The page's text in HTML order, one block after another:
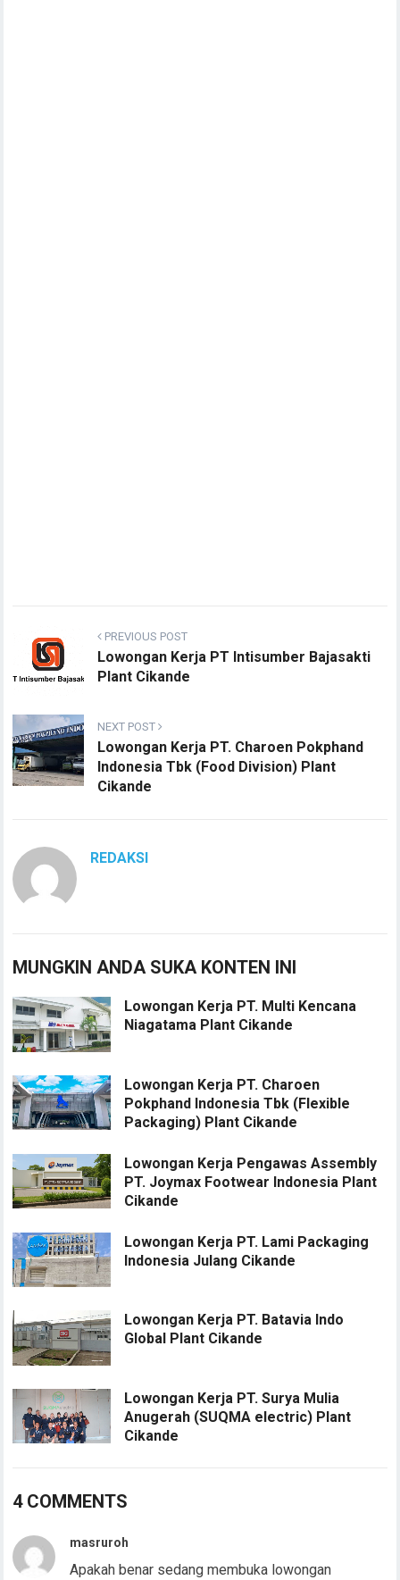
PREVIOUS POST
Lowongan Kerja PT Intisumber Bajasakti
Plant Cikande
NEXT POST
Lowongan Kerja PT. Charoen Pokphand
Indonesia Tbk (Food Division) Plant
Cikande
REDAKSI
MUNGKIN ANDA SUKA KONTEN INI
Lowongan Kerja PT. Multi Kencana
Niagatama Plant Cikande
Lowongan Kerja PT. Charoen
Pokphand Indonesia Tbk (Flexible
Packaging) Plant Cikande
Lowongan Kerja Pengawas Assembly
PT. Joymax Footwear Indonesia Plant
Cikande
Lowongan Kerja PT. Lami Packaging
Indonesia Julang Cikande
Lowongan Kerja PT. Batavia Indo
Global Plant Cikande
Lowongan Kerja PT. Surya Mulia
Anugerah (SUQMA electric) Plant
Cikande
4 COMMENTS
masruroh
Apakah benar sedang membuka lowongan